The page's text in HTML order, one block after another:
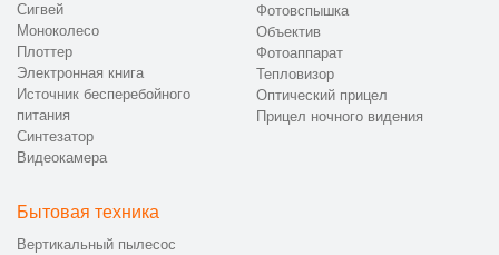
Сигвей
Моноколесо
Плоттер
Электронная книга
Источник бесперебойного
питания
Синтезатор
Видеокамера
Фотовспышка
Объектив
Фотоаппарат
Тепловизор
Оптический прицел
Прицел ночного видения
Бытовая техника
Вертикальный пылесос